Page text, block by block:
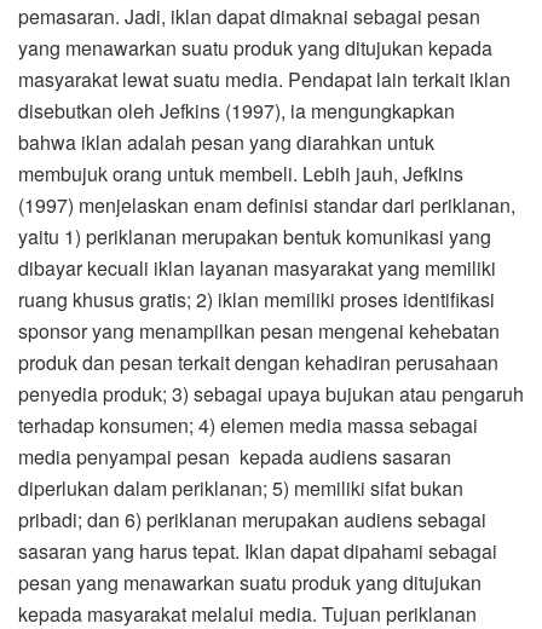
pemasaran. Jadi, iklan dapat dimaknai sebagai pesan
yang menawarkan suatu produk yang ditujukan kepada
masyarakat lewat suatu media. Pendapat lain terkait iklan
disebutkan oleh Jefkins (1997), ia mengungkapkan
bahwa iklan adalah pesan yang diarahkan untuk
membujuk orang untuk membeli. Lebih jauh, Jefkins
(1997) menjelaskan enam definisi standar dari periklanan,
yaitu 1) periklanan merupakan bentuk komunikasi yang
dibayar kecuali iklan layanan masyarakat yang memiliki
ruang khusus gratis; 2) iklan memiliki proses identifikasi
sponsor yang menampilkan pesan mengenai kehebatan
produk dan pesan terkait dengan kehadiran perusahaan
penyedia produk; 3) sebagai upaya bujukan atau pengaruh
terhadap konsumen; 4) elemen media massa sebagai
media penyampai pesan kepada audiens sasaran
diperlukan dalam periklanan; 5) memiliki sifat bukan
pribadi; dan 6) periklanan merupakan audiens sebagai
sasaran yang harus tepat. Iklan dapat dipahami sebagai
pesan yang menawarkan suatu produk yang ditujukan
kepada masyarakat melalui media. Tujuan periklanan